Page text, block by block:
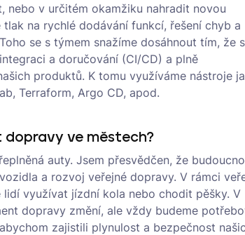
nebo v určitém okamžiku nahradit novou
na rychlé dodávání funkcí, řešení chyb a
se s týmem snažíme dosáhnout tím, že
a doručování (CI/CD) a plně
produktů. K tomu využíváme nástroje
Terraform, Argo CD, apod.
ve městech?
auty. Jsem přesvědčen, že
a rozvoj veřejné dopravy. V rámci
využívat jízdní kola nebo chodit pěšky. V
dopravy změní, ale vždy budeme
zajistili plynulost a bezpečnost